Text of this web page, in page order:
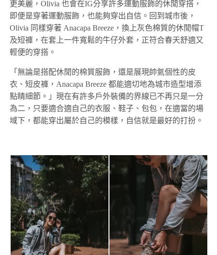
更美麗，Olivia 也會在IG分享許多運動服飾的休閒穿搭，
即便是穿著運動服飾，也能夠穿出自信。回到城市後，
Olivia 同樣穿著 Anacapa Breeze，換上灰色棉質的休閒帽T
及短褲，在套上一件寬鬆的牛仔外套，正符合春天舒適又
輕便的穿搭。
「無論是搭配休閒的棉質服飾，還是展現帥氣個性的皮
衣、短皮褲，Anacapa Breeze 都能適切地為城市造型增添
點睛細節。」現在有許多戶外裝備的界線已不再只是一分
為二，只要適合適自己的衣服、鞋子、包包，在適當的場
域下，都能穿出屬於自己的模樣，自信就是最好的打扮。